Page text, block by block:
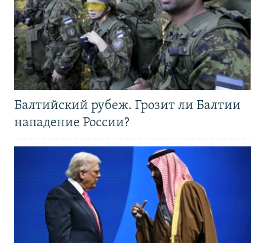
Балтийский рубеж. Грозит ли Балтии
нападение России?